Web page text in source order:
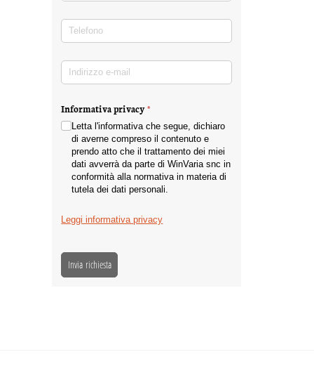
Telefono
Indirizzo e-mail(richiesto)
Informativa privacy*
(richiesto)
Letta l'informativa che segue, dichiaro
di averne compreso il contenuto e
prendo atto che il trattamento dei miei
dati avverrà da parte di WinVaria snc in
conformità alla normativa in materia di
tutela dei dati personali.
Leggi informativa privacy
Invia richiesta